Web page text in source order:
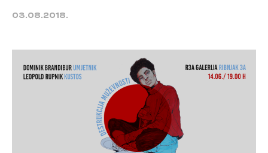
03.08.2018.